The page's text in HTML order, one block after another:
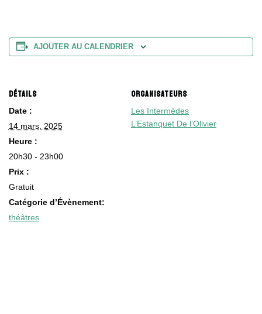
AJOUTER AU CALENDRIER
DÉTAILS
Date :
14 mars, 2025
Heure :
20h30 - 23h00
Prix :
Gratuit
Catégorie d’Évènement:
théâtres
ORGANISATEURS
Les Intermèdes
L’Estanquet De l’Olivier